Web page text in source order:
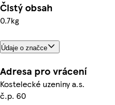
Čistý obsah
0.7kg
Údaje o značce
Adresa pro vrácení
Kostelecké uzeniny a.s.
č.p. 60